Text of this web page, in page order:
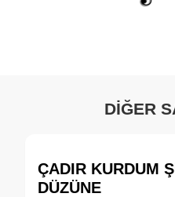
DİĞER
ÇADIR KURDUM
DÜZÜNE